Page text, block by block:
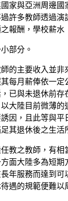
家與亞洲周邊國
許多教師透過
報酬，學校薪水
部分。
的主要收入並非
每月薪俸依一定
已與未退休前存
大陸目前微薄的
因，且此等與平
其退休後之生活
教之教師，有相
面大陸多為短期
年服務而達到可
遇的規範便難以